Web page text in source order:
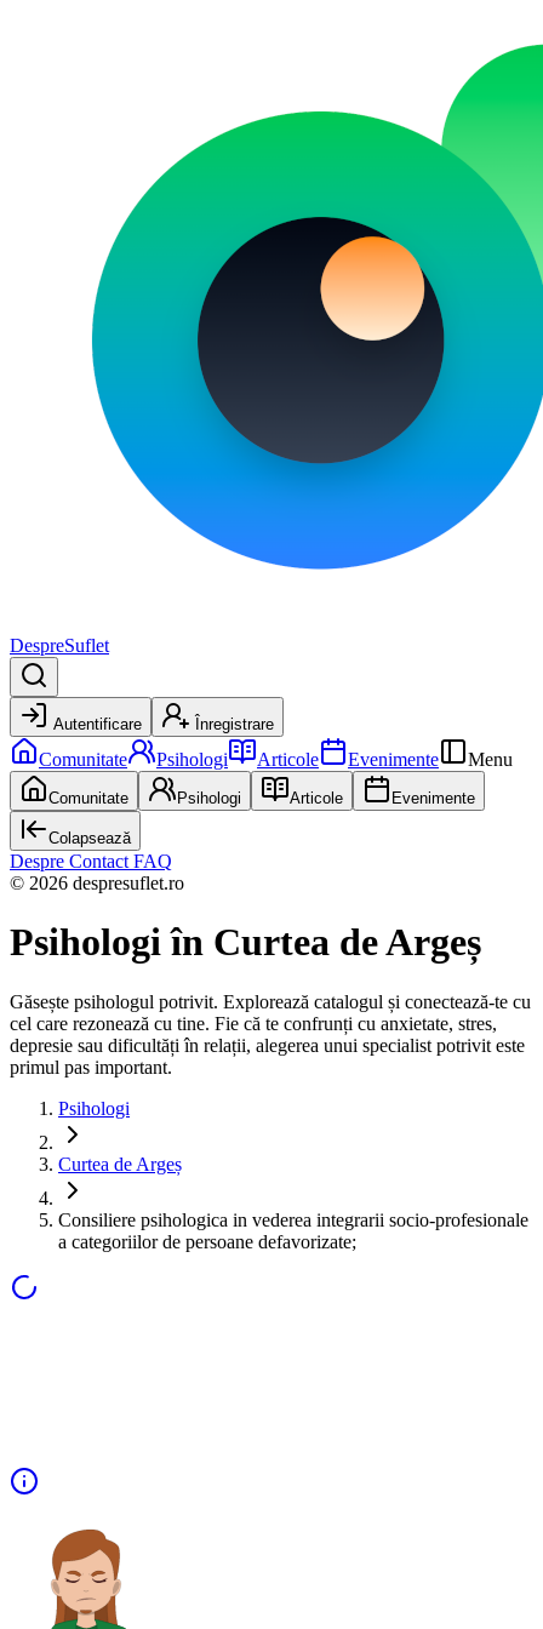
DespreSuflet
Autentificare Înregistrare
Comunitate Psihologi Articole Evenimente Menu
Comunitate Psihologi Articole Evenimente
Colapsează
Despre Contact FAQ
© 2026 despresuflet.ro
Psihologiîn Curtea de Argeș
Găsește psihologul potrivit. Explorează catalogul și conectează-te cu
cel care rezonează cu tine. Fie că te confrunți cu anxietate, stres,
depresie sau dificultăți în relații, alegerea unui specialist potrivit este
primul pas important.
Psihologi
Curtea de Argeș
Consiliere psihologica in vederea integrarii socio-profesionale
a categoriilor de persoane defavorizate;